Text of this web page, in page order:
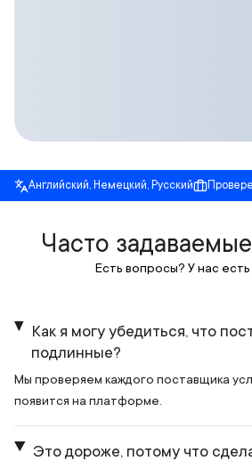
Английский, Немецкий, Русский
Часто
Есть вопросы? У нас
Как я могу убедиться, что
подлинные?
Мы проверяем каждого поставщика
появится на платформе.
Это дороже, потому что